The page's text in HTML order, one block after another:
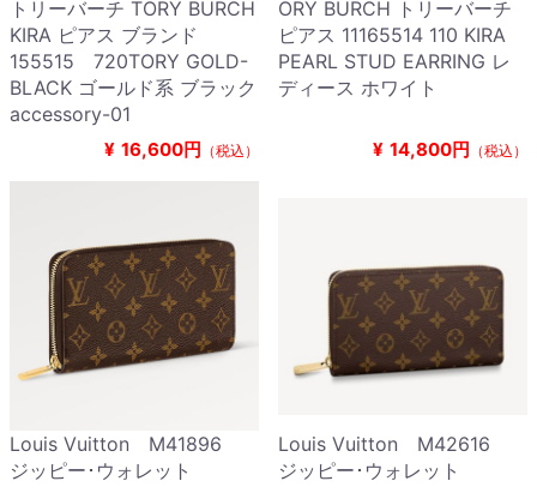
トリーバーチ TORY BURCH
KIRA ピアス ブランド
155515 720TORY GOLD-
BLACK ゴールド系 ブラック
accessory-01
¥ 16,600円 （税込）
ORY BURCH トリーバーチ
ピアス 11165514 110 KIRA
PEARL STUD EARRING レ
ディース ホワイト
¥ 14,800円 （税込）
Louis Vuitton M41896
ジッピー･ウォレット
Louis Vuitton M42616
ジッピー･ウォレット